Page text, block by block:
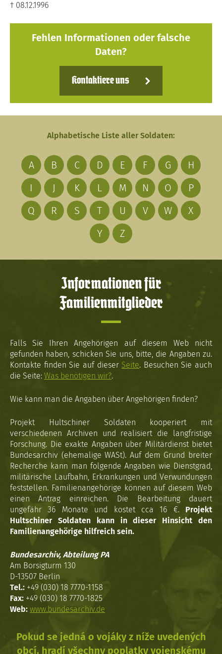
† 08.12.1996
Fehlen Informationen oder falsche
Daten?
Kontaktiere uns
Alphabetische Liste aller Soldaten:
A B C D E F G
H
I
J K L M N O
P
Q
R S T U V W
X
Y
Z
Informationen für
Familienmitglieder
Falls Sie Ihren Angehörigen auf diesem Web nicht
gefunden haben, schicken Sie uns, bitte, die Angaben zu.
Kontakte finden Sie auf dieser Seite. Besuchen Sie auch
die Seite: Was benötigen wir?.
Wie kann man die Angaben über Angehörigen finden?
Projekt Hultschiner Soldaten kooperiert mit
verschiedenen Archiven und realisiert die langfristige
Forschung. Die exakte Angaben über Militärdienst bietet
Bundesarchiv (ehemalige WASt). Auf dem Grund breiter
Recherche kann man folgende Angaben wie Dienstgrad,
militärische Laufbahn, Erkrankungen und Verwundungen
feststellen. Familienangehörige können auf diesem Web
einen Antrag einreichen. Die Bearbeitung dauert
ungefähr 36 Monate und kostet cca 16 €. Projekt
Hultschiner Soldaten kann in dieser Hinsicht den
Familienangehörige hilfreich sein.
Bundesarchiv, Abteilung PA
Am Borsigturm 130
D-13507 Berlin
Tel.: +49 (030) 18 7770-1158
Fax: +49 (030) 18 7770-1825
Web: www.bundesarchiv.de
Pokud se jedná o vojáky z níže uvedených
obcí, hradí všechny poplatky vojenskému